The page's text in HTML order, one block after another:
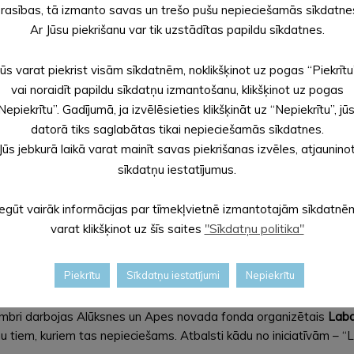
Ziemassvētku noskaņas fiksēt foto kadros brīvdabā
pavadīts laiks ar tuvākajiem cilvēkiem un vienlaikus
(2. decembris, plkst.17.00), Alūksnes Bānīša stacijas
koncerts “Četras piparkūkas Jaunā gada kabatā” (9.
Lāci – arfa un Uģi Prauliņu – klavieres (15. decembris
Kultūras centrā), Ziemassvētku dievkalpojumi Alūksnes
(31. decembris 23.00 Alūksnes Kultūras centrā)!
darbojas Alūksnes un Apes novada fonda organizētais
kuriem tas nepieciešams. Atbalsti kādu no iniciatīvām –
tā izmanto savas un trešo pušu nepieciešamās
Ar Jūsu piekrišanu var tik uzstādītas papildu sīkdatnes.
varat piekrist visām sīkdatnēm, noklikšķinot uz pogas
vai noraidīt papildu sīkdatņu izmantošanu, klikšķinot uz pogas
Gadījumā, ja izvēlēsieties klikšķināt uz “Nepiekrītu”,
datorā tiks saglabātas tikai nepieciešamās sīkdatnes.
Jūs jebkurā laikā varat mainīt savas piekrišanas izvēles,
sīkdatņu iestatījumus.
vairāk informācijas par tīmekļvietnē izmantotajām
varat klikšķinot uz šīs saites "Sīkdatņu politika"
Piekrītu Sīkdatņu iestatījumi Nepiekrītu